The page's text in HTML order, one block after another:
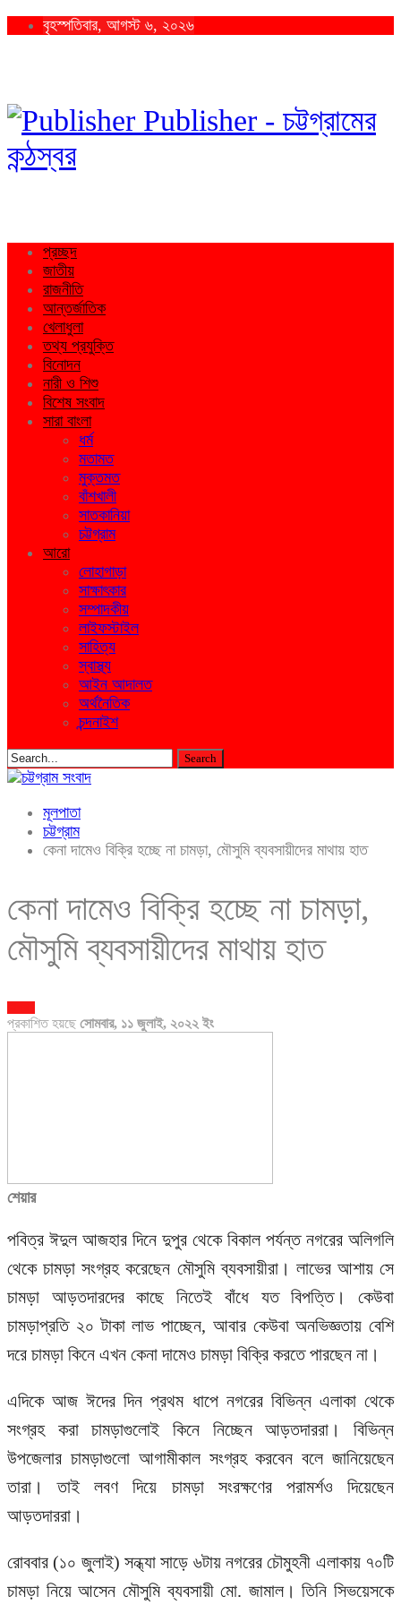
বৃহস্পতিবার, আগস্ট ৬, ২০২৬
Publisher - চট্টগ্রামের
কন্ঠস্বর
প্রচ্ছদ
জাতীয়
রাজনীতি
আন্তর্জাতিক
খেলাধুলা
তথ্য প্রযুক্তি
বিনোদন
নারী ও শিশু
বিশেষ সংবাদ
সারা বাংলা
ধর্ম
মতামত
মুক্তমত
বাঁশখালী
সাতকানিয়া
চট্টগ্রাম
আরো
লোহাগাড়া
সাক্ষাৎকার
সম্পাদকীয়
লাইফস্টাইল
সাহিত্য
স্বাস্থ্য
আইন আদালত
অর্থনৈতিক
চন্দনাইশ
মূলপাতা
চট্টগ্রাম
কেনা দামেও বিক্রি হচ্ছে না চামড়া, মৌসুমি ব্যবসায়ীদের মাথায় হাত
কেনা দামেও বিক্রি হচ্ছে না চামড়া,
মৌসুমি ব্যবসায়ীদের মাথায় হাত
প্রকাশিত হয়ছে সোমবার, ১১ জুলাই, ২০২২ ইং
শেয়ার
পবিত্র ঈদুল আজহার দিনে দুপুর থেকে বিকাল পর্যন্ত নগরের অলিগলি
থেকে চামড়া সংগ্রহ করেছেন মৌসুমি ব্যবসায়ীরা। লাভের আশায় সে
চামড়া আড়তদারদের কাছে নিতেই বাঁধে যত বিপত্তি। কেউবা
চামড়াপ্রতি ২০ টাকা লাভ পাচ্ছেন, আবার কেউবা অনভিজ্ঞতায় বেশি
দরে চামড়া কিনে এখন কেনা দামেও চামড়া বিক্রি করতে পারছেন না।
এদিকে আজ ঈদের দিন প্রথম ধাপে নগরের বিভিন্ন এলাকা থেকে
সংগ্রহ করা চামড়াগুলোই কিনে নিচ্ছেন আড়তদাররা। বিভিন্ন
উপজেলার চামড়াগুলো আগামীকাল সংগ্রহ করবেন বলে জানিয়েছেন
তারা। তাই লবণ দিয়ে চামড়া সংরক্ষণের পরামর্শও দিয়েছেন
আড়তদাররা।
রোববার (১০ জুলাই) সন্ধ্যা সাড়ে ৬টায় নগরের চৌমুহনী এলাকায় ৭০টি
চামড়া নিয়ে আসেন মৌসুমি ব্যবসায়ী মো. জামাল। তিনি সিভয়েসকে